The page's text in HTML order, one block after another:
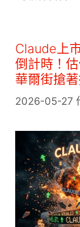
Claude上
倒計時！
華爾街搶
2026-05-27